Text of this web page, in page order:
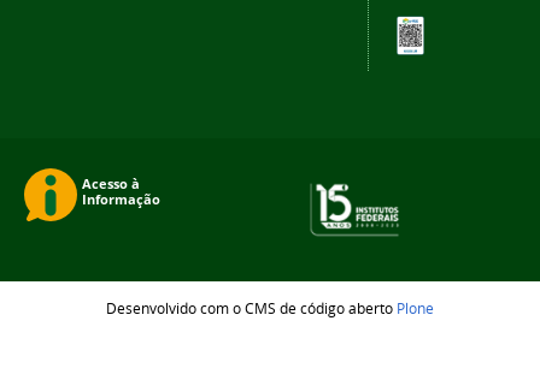
Desenvolvido com o CMS de código aberto Plone